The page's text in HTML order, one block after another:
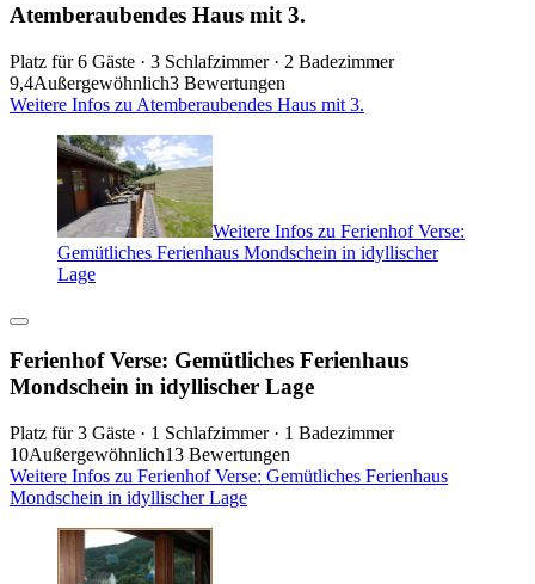
Atemberaubendes Haus mit 3.
Platz für 6 Gäste · 3 Schlafzimmer · 2 Badezimmer
9,4Außergewöhnlich3 Bewertungen
Weitere Infos zu Atemberaubendes Haus mit 3.
Weitere Infos zu Ferienhof Verse:
Gemütliches Ferienhaus Mondschein in idyllischer
Lage
Ferienhof Verse: Gemütliches Ferienhaus
Mondschein in idyllischer Lage
Platz für 3 Gäste · 1 Schlafzimmer · 1 Badezimmer
10Außergewöhnlich13 Bewertungen
Weitere Infos zu Ferienhof Verse: Gemütliches Ferienhaus
Mondschein in idyllischer Lage